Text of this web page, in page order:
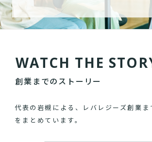
WATCH THE STOR
創業までのストーリー
代表の岩槻による、レバレジーズ創業ま
をまとめています。